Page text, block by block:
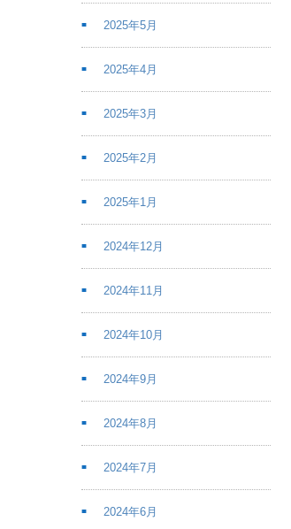
2025年5月
2025年4月
2025年3月
2025年2月
2025年1月
2024年12月
2024年11月
2024年10月
2024年9月
2024年8月
2024年7月
2024年6月